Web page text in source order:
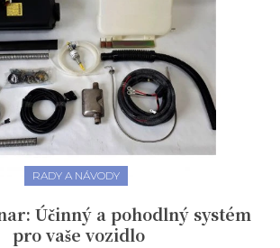
RADY A NÁVODY
Účinný a pohodlný systém
pro vaše vozidlo